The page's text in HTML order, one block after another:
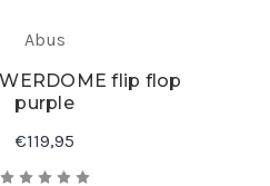
Abus
flip flop
purple
€119,95